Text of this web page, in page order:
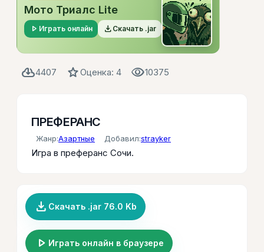
Мото Триалс Lite
play_arrow Играть онлайн file_download Скачать .jar
cloud_download4407 starОценка: 4 visibility10375
ПРЕФЕРАНС
Жанр:Азартные Добавил:strayker
Игра в преферанс Сочи.
file_download Скачать .jar 76.0 Kb
play_arrow Играть онлайн в браузере